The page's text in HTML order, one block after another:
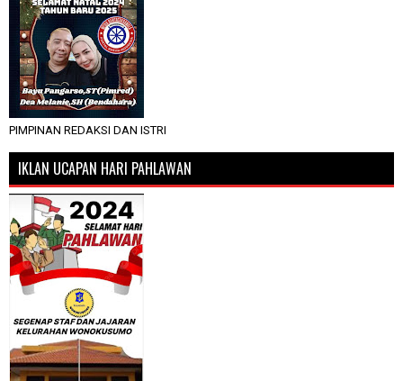
PIMPINAN REDAKSI DAN ISTRI
IKLAN UCAPAN HARI PAHLAWAN